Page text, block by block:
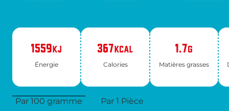
1559KJ
Éner­gie
367KCAL
Ca­lo­ries
1.7G
Ma­tières grasses
Par 100 gramme Par 1 Pièce